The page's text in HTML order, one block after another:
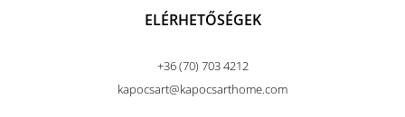
ELÉRHETŐSÉGEK
+36 (70) 703 4212
kapocsart@kapocsarthome.com